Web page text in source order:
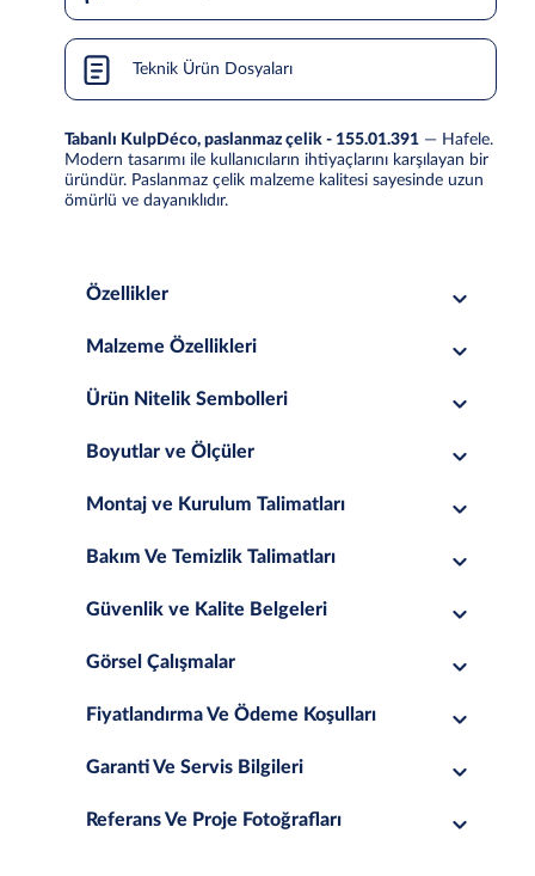
Teknik Ürün Dosyaları
Tabanlı KulpDéco, paslanmaz çelik - 155.01.391— Hafele.
Modern tasarımı ile kullanıcıların ihtiyaçlarını karşılayan bir
üründür. Paslanmaz çelik malzeme kalitesi sayesinde uzun
ömürlü ve dayanıklıdır.
Özellikler
Malzeme Özellikleri
Ürün Nitelik Sembolleri
Boyutlar ve Ölçüler
Montaj ve Kurulum Talimatları
Bakım Ve Temizlik Talimatları
Güvenlik ve Kalite Belgeleri
Görsel Çalışmalar
Fiyatlandırma Ve Ödeme Koşulları
Garanti Ve Servis Bilgileri
Referans Ve Proje Fotoğrafları